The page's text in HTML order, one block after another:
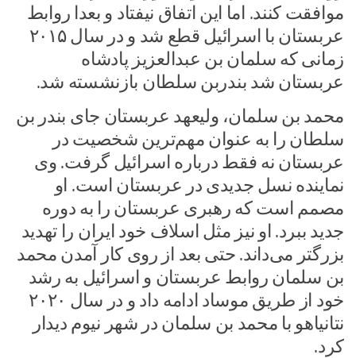
موافقت کنند. اما این اتفاق نیفتاد و بعدا روابط
عربستان با اسرائیل قطع شد و در سال ۲۰۱۵
زمانی که سلمان بن عبدالعزیز پادشاه
عربستان شد بندربن سلطان بازنشسته شد.
محمد بن سلمان، ولیعهد عربستان جای بندر بن
سلطان را به عنوان مهم‌ترین شخصیت در
عربستان نه فقط درباره اسرائیل گرفت. وی
نماینده نسل جدیدی در عربستان است. او
مصمم است که رهبری عربستان را به دوره
جدید ببرد. او نیز مثل اسلاف خود ایران را تهدید
بزرگتر می‌داند. حتی بعد از روی کار آمدن محمد
بن سلمان روابط عربستان و اسرائیل به رشد
خود از طریق موساد ادامه داد و در سال ۲۰۲۰
نتانیاهو با محمد بن سلمان در شهر نیوم دیدار
کرد.